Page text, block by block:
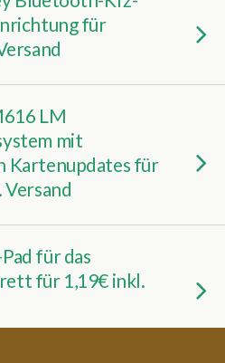
für
LM
mit
Kartenupdates für
Versand
für das
für 1,19€ inkl.